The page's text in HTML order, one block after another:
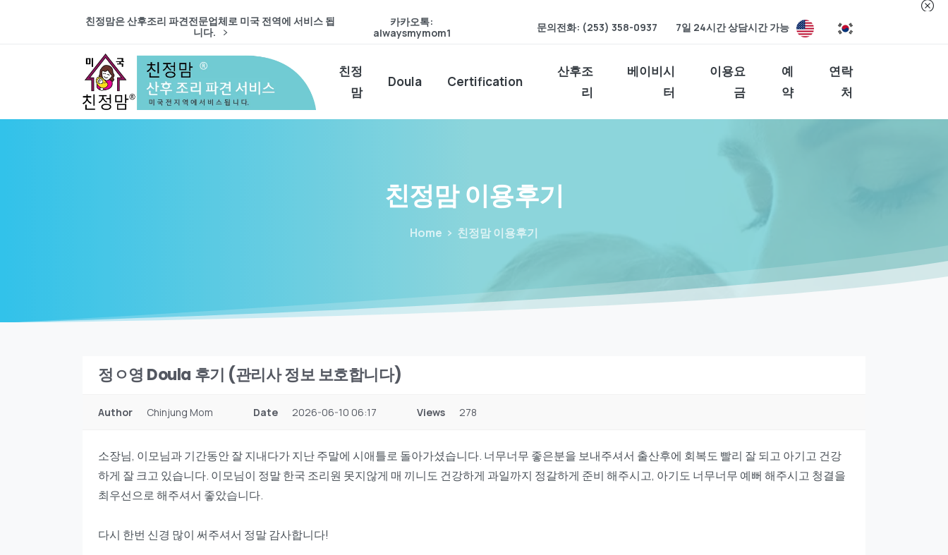
친정맘은 산후조리 파견전문업체로 미국 전역에 서비스 됩
니다.
카카오톡:
alwaysmymom1
문의전화: (253) 358-0937 7일 24시간 상담시간 가능
친정
맘
Doula Certification
산후조
리
베이비시
터
이용요
금
예
약
연락
처
친정맘 이용후기
Home 친정맘 이용후기
정ㅇ영 Doula 후기 (관리사 정보 보호합니다)
Author Chinjung Mom Date 2026-06-10 06:17 Views 278
소장님, 이모님과 기간동안 잘 지내다가 지난 주말에 시애틀로 돌아가셨습니다. 너무너무 좋은분을 보내주셔서 출산후에 회복도 빨리 잘 되고 아기고 건강
하게 잘 크고 있습니다. 이모님이 정말 한국 조리원 못지않게 매 끼니도 건강하게 과일까지 정갈하게 준비 해주시고, 아기도 너무너무 예뻐 해주시고 청결을
최우선으로 해주셔서 좋았습니다.
다시 한번 신경 많이 써주셔서 정말 감사합니다!